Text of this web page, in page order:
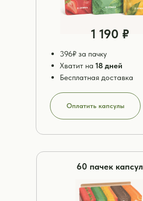
396₽ за пачку
Хватит на 18 дней
Бесплатная доставка
Оплатить капсулы
1 190 ₽
60 пачек капсул